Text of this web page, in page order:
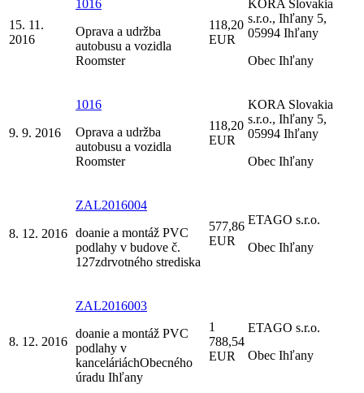
15. 11.
2016
1016
Oprava a udržba
autobusu a vozidla
Roomster
118,20
EUR
KORA Slovakia
s.r.o., Ihľany 5,
05994 Ihľany
Obec Ihľany
9. 9. 2016
1016
Oprava a udržba
autobusu a vozidla
Roomster
118,20
EUR
KORA Slovakia
s.r.o., Ihľany 5,
05994 Ihľany
Obec Ihľany
8. 12. 2016
ZAL2016004
doanie a montáž PVC
podlahy v budove č.
127zdrvotného strediska
577,86
EUR
ETAGO s.r.o.
Obec Ihľany
8. 12. 2016
ZAL2016003
doanie a montáž PVC
podlahy v
kanceláriáchObecného
úradu Ihľany
1
788,54
EUR
ETAGO s.r.o.
Obec Ihľany